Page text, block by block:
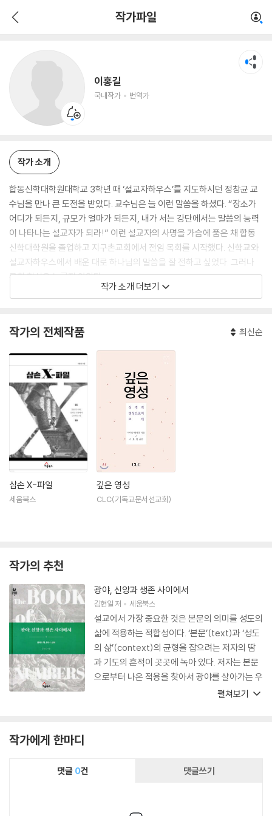
작가파일
이홍길
국내작가 번역가
작가 소개
합동신학대학원대학교 3학년 때 ‘설교자하우스’를 지도하시던 정창균 교
수님을 만나 큰 도전을 받았다. 교수님은 늘 이런 말씀을 하셨다. “장소가
어디가 되든지, 규모가 얼마가 되든지, 내가 서는 강단에서는 말씀의 능력
이 나타나는 설교자가 되라!” 이런 설교자의 사명을 가슴에 품은 채 합동
신학대학원을 졸업하고 지구촌교회에서 전임 목회를 시작했다. 신학교와
설교자하우스에서 배운 대로 하나님의 말씀을 잘 전하고 싶었다. 그러나
목회 현실은 녹록지 않았다.
교에서 설교에 대한 통합적인 이해와 다양한 설교 방법들을 배울 수 있었
다. 그리고 남침례신학교 박사 과정에서 강해 설교에 대한 성경적이며 철
학적인 개념을 체계적으로 확립할 수 있었다. 이 과정들을 통해서 강해 설
교의 방법과 철학에 대한 균형 잡힌 시각을 갖게 되었다. 그리고 평생 ‘하나
님이 기뻐하시는 설교’를 선포하기 위해 설교 강단에 서고 있다.
연세대학교(독어독문)를 졸업하고서 목회자로 부름을 받아 합동신학대학
원대학교에서 목회학 석사 학위를 받았다. 그리고 달라스신학교에서 강해
설교로 석사 학위를, 남침례신학교에서 강해 설교로 석사와 박사 학위를
받았다. 한국과 미국에서 다양한 목회를 경험했고, 현재 메릴랜드 크리스
찬교회 담임 목사로 섬기며 훼이스 신학교에서 설교학 교수로 학생들을 가
르치고 있다.
-Centered Preaching and Its Implications”을 썼으며, 역서로는 『최
신 디자인 설교』(The Shape of Preaching)와 『깊은 영성』(The God
Who Draws Near)이 있다. 하나님의 귀한 자녀로 자라고 있는 사랑하는
딸 예빈, 아들 예루, 그리고 남편을 위해 항상 헌신하며 기도로 돕는 아내
신승연과 함께 하나님이 기뻐하시는 가정을 세우고 있다.
작가 소개 더보기
작가의 전체작품 최신순
삼손 X-파일
세움북스
깊은 영성
CLC(기독교문서선교회)
작가의 추천
광야, 신앙과 생존 사이에서
김현일저 세움북스
설교에서 가장 중요한 것은 본문의 의미를 성도의
삶에 적용하는 적합성이다. ‘본문’(text)과 ‘성도
의 삶’(context)의 균형을 잡으려는 저자의 땀
과 기도의 흔적이 곳곳에 녹아 있다. 저자는 본문
으로부터 나온 적용을 찾아서 광야를 살아가는 우
리에게 매우 적절히 하나님의 인도하심을 따르며
펼쳐보기
작가에게 한마디
댓글 0건 댓글쓰기